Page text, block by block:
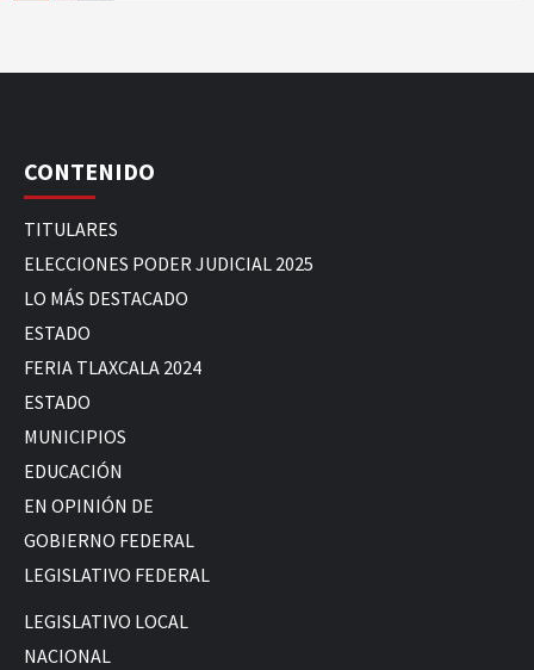
CONTENIDO
TITULARES
ELECCIONES PODER JUDICIAL 2025
LO MÁS DESTACADO
ESTADO
FERIA TLAXCALA 2024
ESTADO
MUNICIPIOS
EDUCACIÓN
EN OPINIÓN DE
GOBIERNO FEDERAL
LEGISLATIVO FEDERAL
LEGISLATIVO LOCAL
NACIONAL